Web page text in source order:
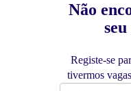
Não
Registe-se
tivermos